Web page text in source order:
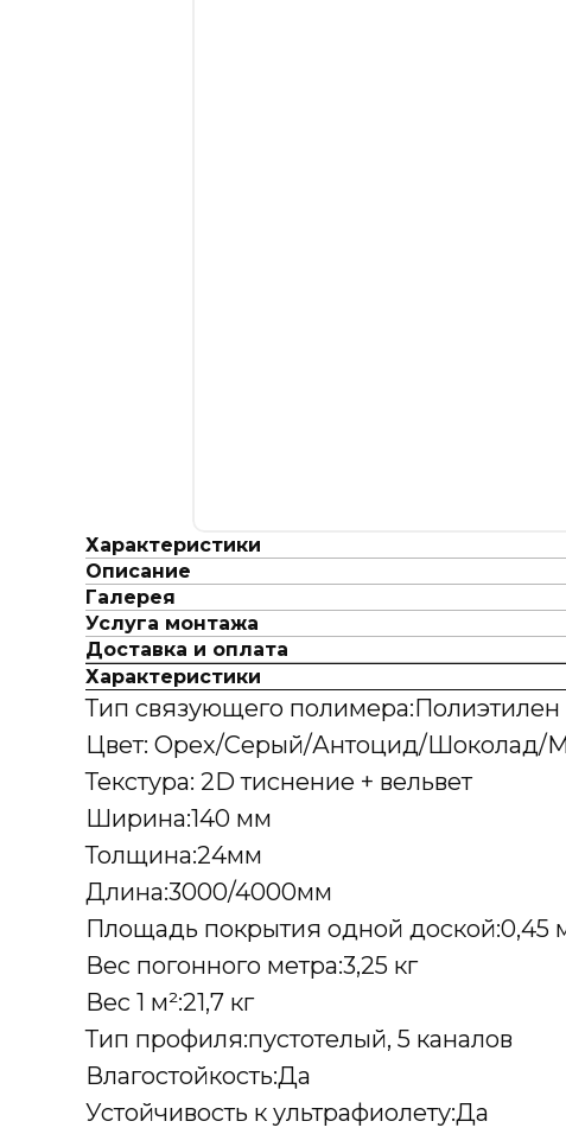
Характеристики
Описание
Галерея
Услуга монтажа
Доставка и оплата
Характеристики
Тип связующего
Цвет: Орех/Серый/Антоцид/Шоколад/
Текстура: 2D тиснение + вельвет
Ширина:140 мм
Толщина:24мм
Длина:3000/4000мм
Площадь покрытия одной доской:0,45
Вес погонного метра:3,25 кг
Вес 1 м²:21,7 кг
Тип профиля:пустотелый, 5 каналов
Влагостойкость:Да
Устойчивость к ультрафиолету:Да